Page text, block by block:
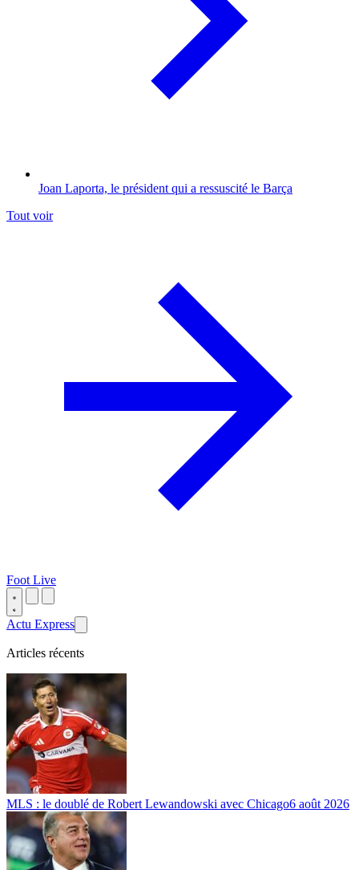
Joan Laporta, le président qui a ressuscité le Barça
Tout voir
Foot Live
Actu Express
Articles récents
MLS : le doublé de Robert Lewandowski avec Chicago6 août 2026